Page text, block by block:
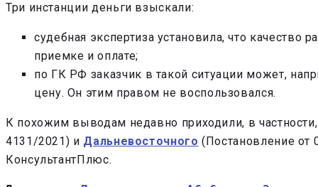
Три инстанции деньги взыскали:
судебная экспертиза установила, что качество
приемке и оплате;
по ГК РФ заказчик в такой ситуации может,
цену. Он этим правом не воспользовался.
К похожим выводам недавно приходили, в
4131/2021) и Дальневосточного (Постановление от
КонсультантПлюс.